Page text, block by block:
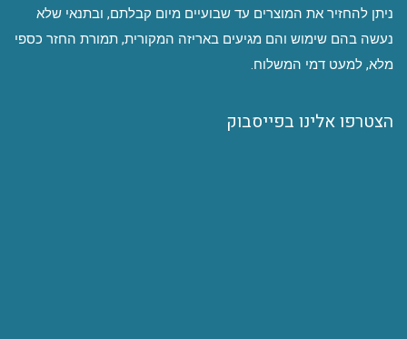
ניתן להחזיר את המוצרים עד שבועיים מיום קבלתם, ובתנאי שלא
נעשה בהם שימוש והם מגיעים באריזה המקורית, תמורת החזר כספי
מלא, למעט דמי המשלוח.
הצטרפו אלינו בפייסבוק